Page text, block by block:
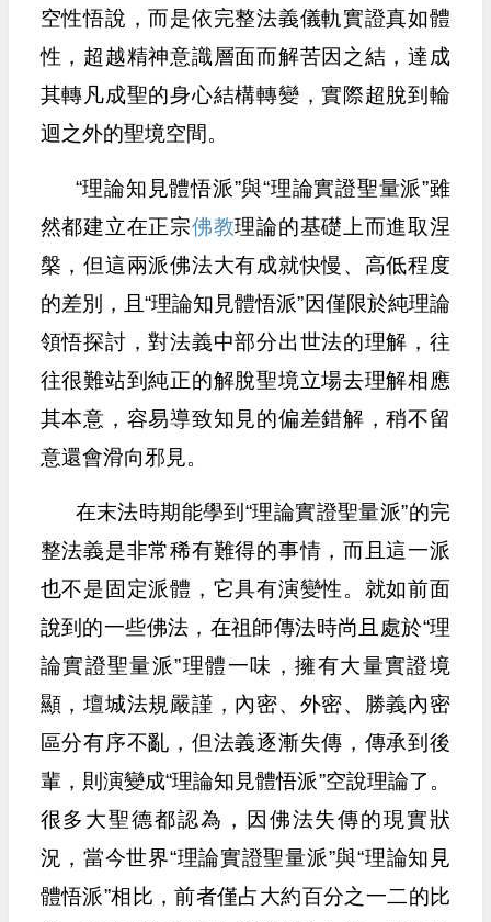
空性悟說，而是依完整法義儀軌實證真如體
性，超越精神意識層面而解苦因之結，達成
其轉凡成聖的身心結構轉變，實際超脫到輪
迴之外的聖境空間。
“理論知見體悟派”與“理論實證聖量派”雖
然都建立在正宗佛教理論的基礎上而進取涅
槃，但這兩派佛法大有成就快慢、高低程度
的差別，且“理論知見體悟派”因僅限於純理論
領悟探討，對法義中部分出世法的理解，往
往很難站到純正的解脫聖境立場去理解相應
其本意，容易導致知見的偏差錯解，稍不留
意還會滑向邪見。
在末法時期能學到“理論實證聖量派”的完
整法義是非常稀有難得的事情，而且這一派
也不是固定派體，它具有演變性。就如前面
說到的一些佛法，在祖師傳法時尚且處於“理
論實證聖量派”理體一味，擁有大量實證境
顯，壇城法規嚴謹，內密、外密、勝義內密
區分有序不亂，但法義逐漸失傳，傳承到後
輩，則演變成“理論知見體悟派”空說理論了。
很多大聖德都認為，因佛法失傳的現實狀
況，當今世界“理論實證聖量派”與“理論知見
體悟派”相比，前者僅占大約百分之一二的比